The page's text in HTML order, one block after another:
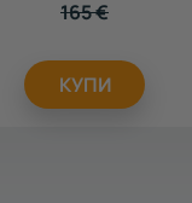
165€
КУПИ